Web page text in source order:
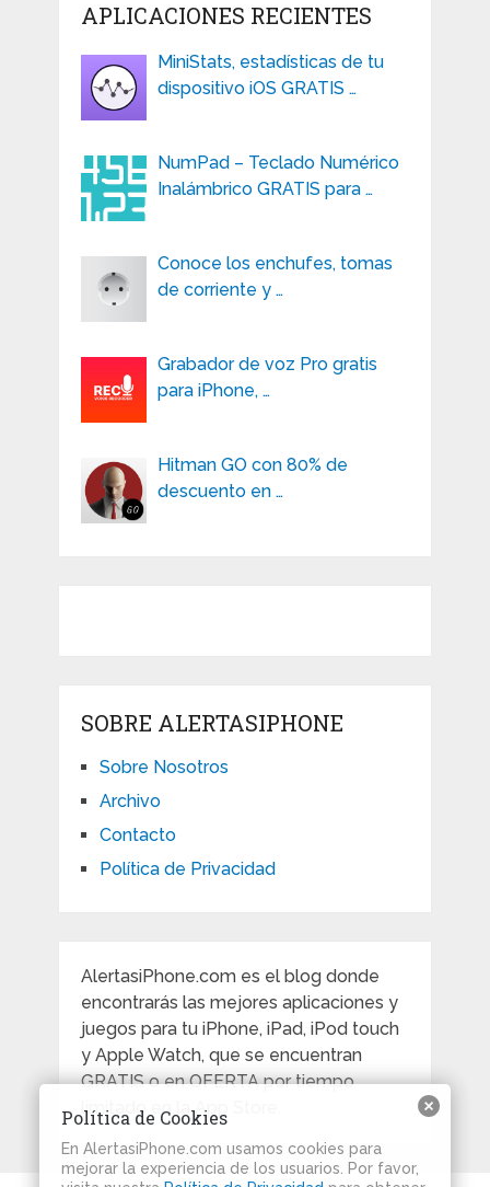
APLICACIONES RECIENTES
MiniStats, estadísticas de tu
dispositivo iOS GRATIS …
NumPad – Teclado Numérico
Inalámbrico GRATIS para …
Conoce los enchufes, tomas
de corriente y …
Grabador de voz Pro gratis
para iPhone, …
Hitman GO con 80% de
descuento en …
SOBRE ALERTASIPHONE
Sobre Nosotros
Archivo
Contacto
Política de Privacidad
AlertasiPhone.com es el blog donde
encontrarás las mejores aplicaciones y
juegos para tu iPhone, iPad, iPod touch
y Apple Watch, que se encuentran
GRATIS o en OFERTA por tiempo
limitado en la App Store.
Política de Cookies
En AlertasiPhone.com usamos cookies para
mejorar la experiencia de los usuarios. Por favor,